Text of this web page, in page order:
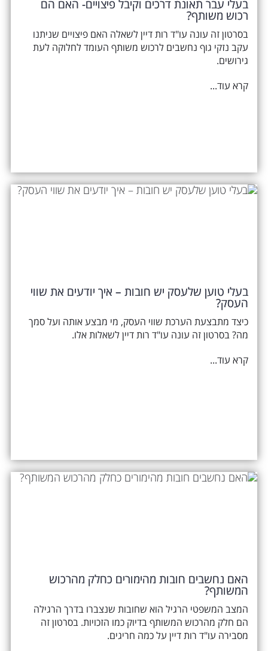
בעלי עבר תאונת דרכים וקיבל פיצויים- האם הם
רכוש משותף?
בסרטון זה עונה עו"ד רות דיין לשאלה האם פיצויים שניתנו
עקב נזקי גוף נחשבים לרכוש משותף העומד לחלוקה לעת
גירושים.
קרא עוד...
בעלי טוען שלעסק יש חובות – איך יודעים את שווי
העסק?
כיצד מתבצעת הערכת שווי העסק, מי מבצע אותה ועל סמך
מה? בסרטון זה עונה עו"ד רות דיין לשאלות אלו.
קרא עוד...
האם נחשבים חובות מהימורים כחלק מהרכוש
המשותף?
המצב המשפטי הרגיל הוא שחובות שנצברו בדרך הרגילה
הם חלק מהרכוש המשותף בדיוק כמו הזכויות. בסרטון זה
מסבירה עו"ד רות דיין על כמה חריגים.